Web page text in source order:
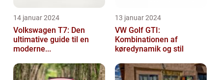
14 januar 2024
Volkswagen T7: Den
ultimative guide til en
moderne...
13 januar 2024
VW Golf GTI:
Kombinationen af
køredynamik og stil